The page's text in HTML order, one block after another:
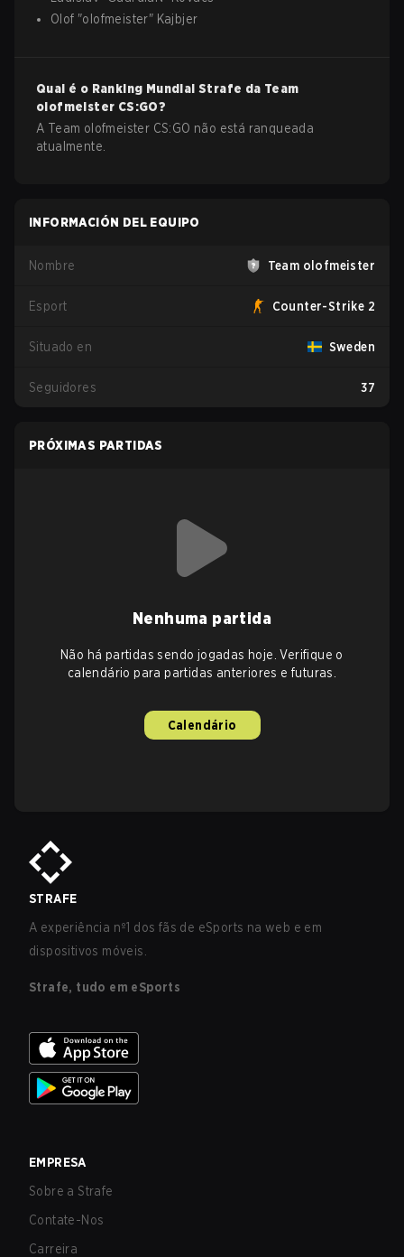
Olof "olofmeister" Kajbjer
Qual é o Ranking Mundial Strafe da Team
olofmeister CS:GO?
A Team olofmeister CS:GO não está ranqueada
atualmente.
INFORMACIÓN DEL EQUIPO
Nombre Team olofmeister
Esport Counter-Strike 2
Situado en Sweden
Seguidores 37
PRÓXIMAS PARTIDAS
Nenhuma partida
Não há partidas sendo jogadas hoje. Verifique o
calendário para partidas anteriores e futuras.
Calendário
STRAFE
A experiência nº1 dos fãs de eSports na web e em
dispositivos móveis.
Strafe, tudo em eSports
EMPRESA
Sobre a Strafe
Contate-Nos
Carreira